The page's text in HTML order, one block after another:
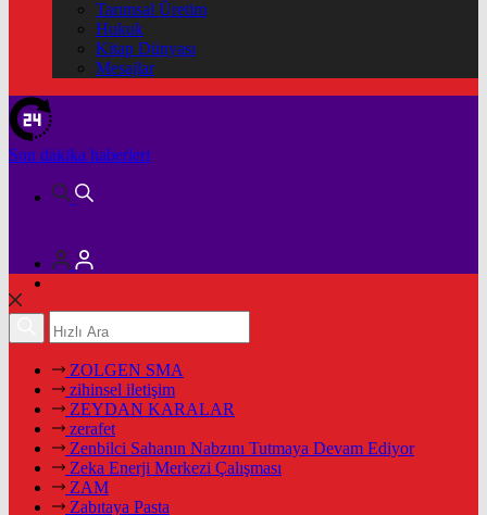
Tarımsal Üretim
Hukuk
Kitap Dünyası
Mesajlar
Son dakika haberleri
ZOLGEN SMA
zihinsel iletişim
ZEYDAN KARALAR
zerafet
Zenbilci Sahanın Nabzını Tutmaya Devam Ediyor
Zeka Enerji Merkezi Çalışması
ZAM
Zabıtaya Pasta